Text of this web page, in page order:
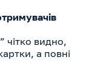
чітко видно,
а повні